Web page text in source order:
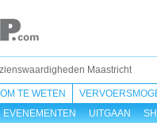
Maastricht
EVENEMENTEN UITGAAN
TE WETEN